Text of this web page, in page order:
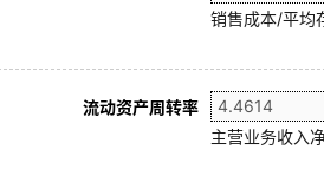
销售成本/平均
流动资产周转率
主营业务收入